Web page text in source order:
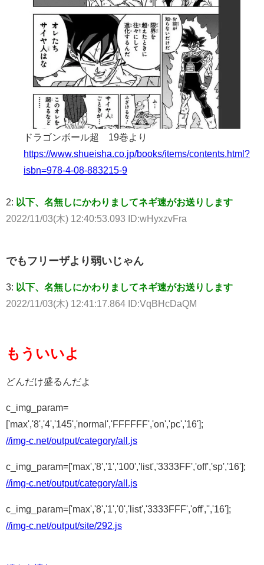
ドラゴンボール超 19巻より
https://www.shueisha.co.jp/books/items/contents.html?
isbn=978-4-08-883215-9
2: 以下、名無しにかわりましてネギ速がお送りします
2022/11/03(木) 12:40:53.093 ID:wHyxzvFra
でもフリーザより弱いじゃん
3: 以下、名無しにかわりましてネギ速がお送りします
2022/11/03(木) 12:41:17.864 ID:VqBHcDaQM
もういいよ
どんだけ盛るんだよ
c_img_param=
['max','8','4','145','normal','FFFFFF','on','pc','16'];
//img-c.net/output/category/all.js
c_img_param=['max','8','1','100','list','3333FF','off','sp','16'];
//img-c.net/output/category/all.js
c_img_param=['max','8','1','0','list','3333FFF','off','','16'];
//img-c.net/output/site/292.js